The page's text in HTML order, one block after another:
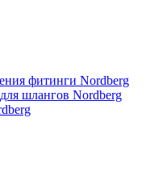
фитинги Nordberg
шлангов Nordberg